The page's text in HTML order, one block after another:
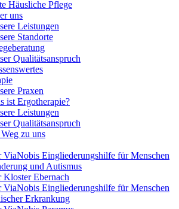
Häusliche Pflege
uns
Leistungen
Standorte
Qualitätsanspruch
Praxen
ist Ergotherapie?
Leistungen
Qualitätsanspruch
zu uns
ViaNobis Eingliederungshilfe für Menschen
und Autismus
Kloster Ebernach
ViaNobis Eingliederungshilfe für Menschen
Erkrankung